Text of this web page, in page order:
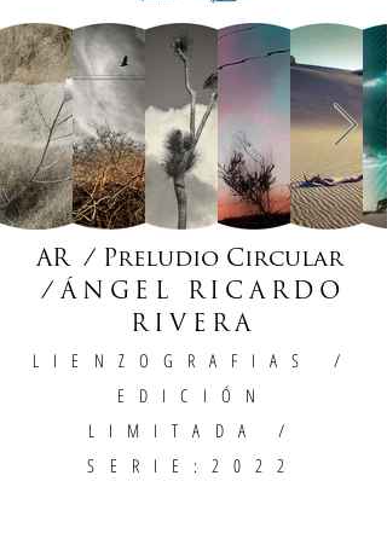
AR / Preludio Circular
/ÁNGEL RICARDO
RIVERA
LIENZOGRAFIAS
/
EDICIÓN
LIMITADA /
SERIE:2022